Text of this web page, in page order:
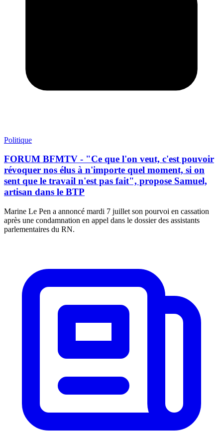
Politique
FORUM BFMTV - "Ce que l'on veut, c'est pouvoir
révoquer nos élus à n'importe quel moment, si on
sent que le travail n'est pas fait", propose Samuel,
artisan dans le BTP
Marine Le Pen a annoncé mardi 7 juillet son pourvoi en cassation
après une condamnation en appel dans le dossier des assistants
parlementaires du RN.